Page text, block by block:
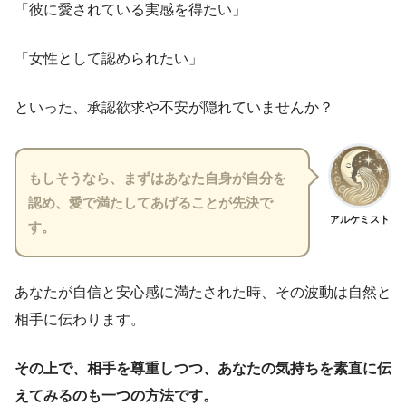
「彼に愛されている実感を得たい」
「女性として認められたい」
といった、承認欲求や不安が隠れていませんか？
アルケミスト
もしそうなら、まずはあなた自身が自分を
認め、愛で満たしてあげることが先決で
す。
あなたが自信と安心感に満たされた時、その波動は自然と
相手に伝わります。
その上で、相手を尊重しつつ、あなたの気持ちを素直に伝
えてみるのも一つの方法です。